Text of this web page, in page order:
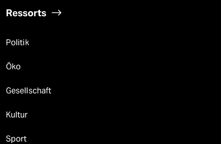
Ressorts
Politik
Öko
Gesellschaft
Kultur
Sport